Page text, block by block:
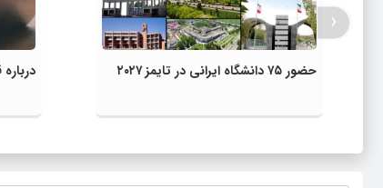
حضور ۷۵ دانشگاه ایرانی در تایمز ۲۰۲۷
‹